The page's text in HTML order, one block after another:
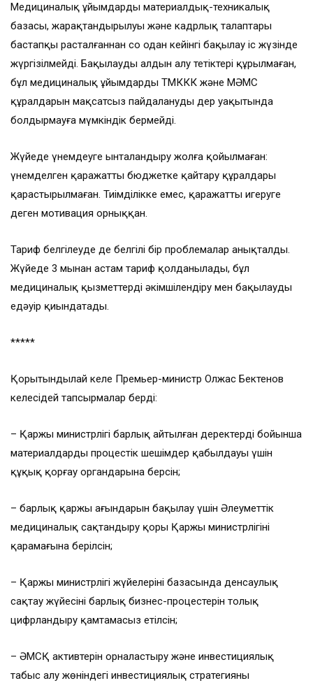
Медициналық ұйымдардың материалдық-техникалық
базасы, жарақтандырылуы және кадрлық талаптары
бастапқы расталғаннан соң одан кейінгі бақылау іс жүзінде
жүргізілмейді. Бақылаудың алдын алу тетіктері құрылмаған,
бұл медициналық ұйымдардың ТМККК және МӘМС
құралдарын мақсатсыз пайдалануды дер уақытында
болдырмауға мүмкіндік бермейді.
Жүйеде үнемдеуге ынталандыру жолға қойылмаған:
үнемделген қаражатты бюджетке қайтару құралдары
қарастырылмаған. Тиімділікке емес, қаражатты игеруге
деген мотивация орныққан.
Тариф белгілеуде де белгілі бір проблемалар анықталды.
Жүйеде 3 мыңнан астам тариф қолданылады, бұл
медициналық қызметтерді әкімшілендіру мен бақылауды
едәуір қиындатады.
*****
Қорытындылай келе Премьер-министр Олжас Бектенов
келесідей тапсырмалар берді:
– Қаржы министрлігі барлық айтылған деректерді бойынша
материалдарды процестік шешімдер қабылдауы үшін
құқық қорғау органдарына берсін;
– барлық қаржы ағындарын бақылау үшін Әлеуметтік
медициналық сақтандыру қоры Қаржы министрлігінің
қарамағына берілсін;
– Қаржы министрлігі жүйелерінің базасында денсаулық
сақтау жүйесінің барлық бизнес-процестерін толық
цифрландыру қамтамасыз етілсін;
– ӘМСҚ активтерін орналастыру және инвестициялық
табыс алу жөніндегі инвестициялық стратегияның